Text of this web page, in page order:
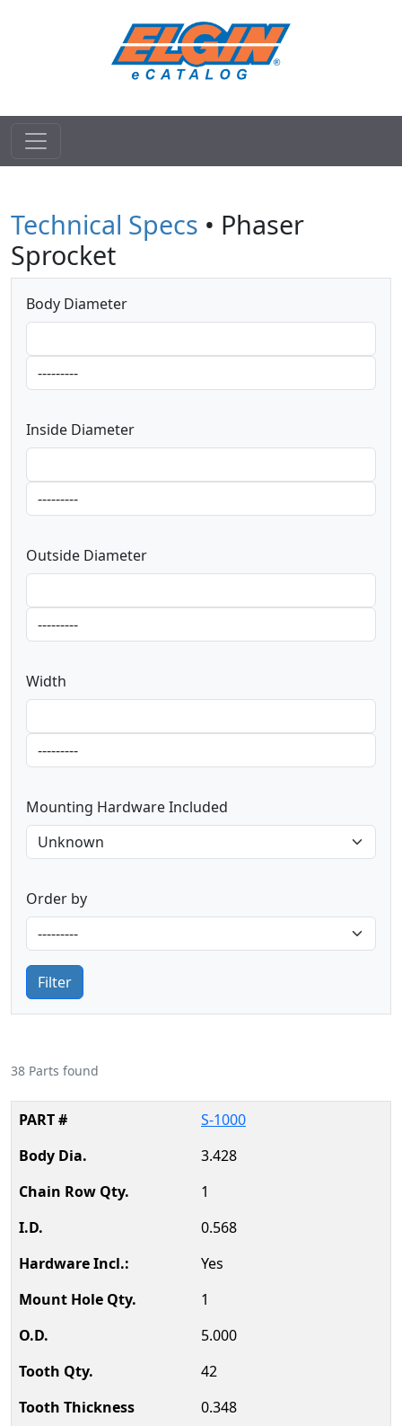
Technical Specs • Phaser
Sprocket
Body Diameter
Inside Diameter
Outside Diameter
Width
Mounting Hardware Included
Order by
Filter
38 Parts found
S-1000
3.428
1
0.568
Yes
1
5.000
42
0.348